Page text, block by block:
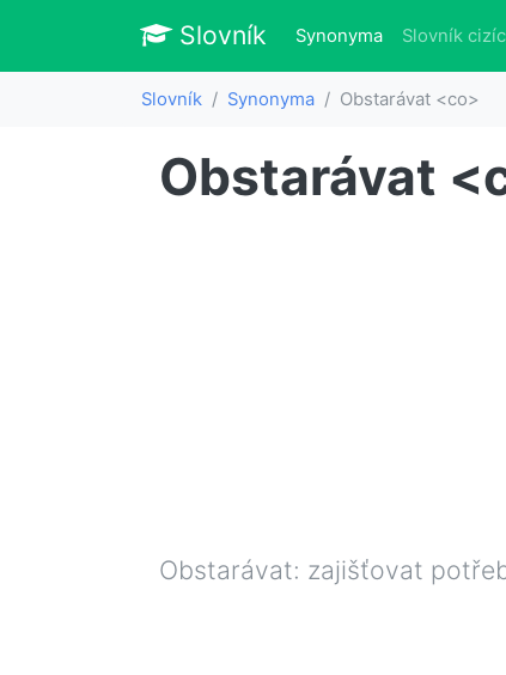
Slovník Slovník
Synonyma(aktuálně)
Slovník
Slovník Synonyma Obstarávat <co>
Obstarávat
Obstarávat: zajišťovat